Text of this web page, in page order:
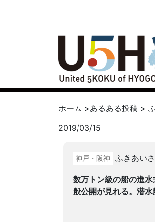
ホーム >あるある投稿 >
2019/03/15
神戸・阪神 ふきあい
数万トン級の船の進
般公開が見れる。潜水